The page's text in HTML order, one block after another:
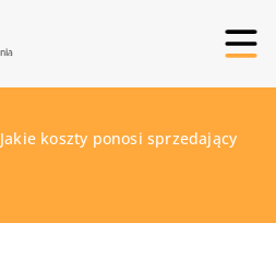
Jakie koszty ponosi sprzedający